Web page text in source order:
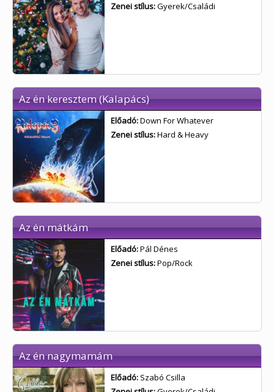
Zenei stílus:Gyerek/Családi
Az én keresztem (Kalapács)
Előadó:Down For Whatever
Zenei stílus:Hard & Heavy
Az én mátkám
Előadó:Pál Dénes
Zenei stílus:Pop/Rock
Az én nagymamám
Előadó: Szabó Csilla